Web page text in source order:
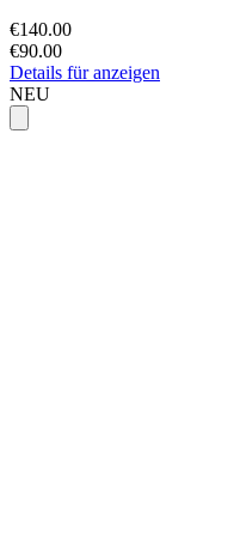
€140.00
€90.00
Details für anzeigen
NEU